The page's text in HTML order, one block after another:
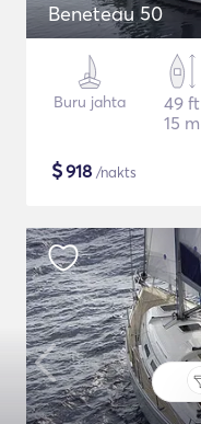
Beneteau 50
Buru jahta
49 ft
15 m
$918 /nakts